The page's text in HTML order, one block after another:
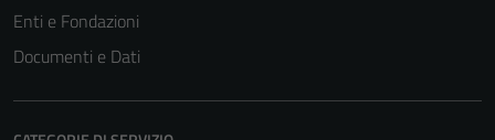
Enti e Fondazioni
Documenti e Dati